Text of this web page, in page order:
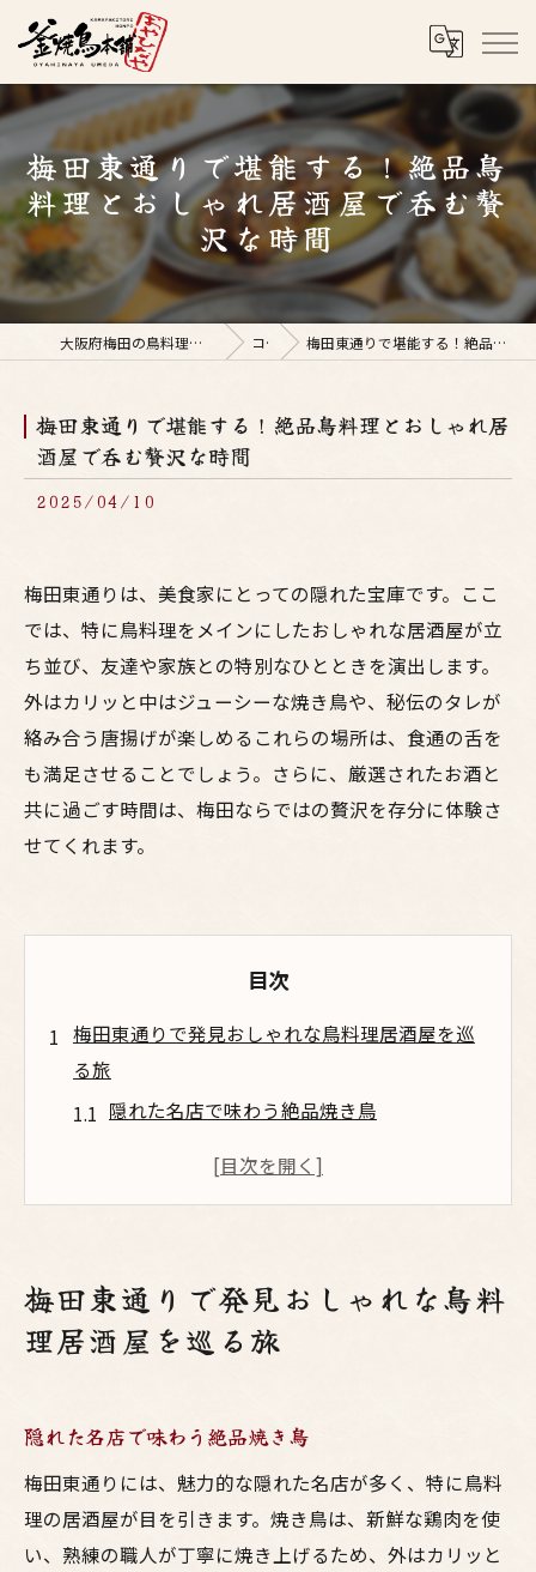
梅田東通りで堪能する！絶品鳥
料理とおしゃれ居酒屋で呑む贅
沢な時間
大阪府梅田の鳥料理なら釜焼鳥本舗おやひなや 梅田店 コラム 梅田東通りで堪能する！絶品鳥料理とおしゃれ居酒屋で呑む贅沢な時間
梅田東通りで堪能する！絶品鳥料理とおしゃれ居
酒屋で呑む贅沢な時間
2025/04/10
梅田東通りは、美食家にとっての隠れた宝庫です。ここ
では、特に鳥料理をメインにしたおしゃれな居酒屋が立
ち並び、友達や家族との特別なひとときを演出します。
外はカリッと中はジューシーな焼き鳥や、秘伝のタレが
絡み合う唐揚げが楽しめるこれらの場所は、食通の舌を
も満足させることでしょう。さらに、厳選されたお酒と
共に過ごす時間は、梅田ならではの贅沢を存分に体験さ
せてくれます。
目次
梅田東通りで発見おしゃれな鳥料理居酒屋を巡
る旅
隠れた名店で味わう絶品焼き鳥
創作料理の魅力を体感する居酒屋
おしゃれな雰囲気で楽しむ一杯
友達と楽しむ梅田の絶品鳥料理美味しい呑み
飲み放題プランで賢く楽しむ方法
夜景を楽しめる居酒屋でのひととき
カジュアルに楽しむ梅田の呑み歩き
友達との会話が弾む居心地の良い空間
梅田東通りで発見おしゃれな鳥料
理居酒屋を巡る旅
隠れた名店で味わう絶品焼き鳥
梅田東通りには、魅力的な隠れた名店が多く、特に鳥料
理の居酒屋が目を引きます。焼き鳥は、新鮮な鶏肉を使
い、熟練の職人が丁寧に焼き上げるため、外はカリッと